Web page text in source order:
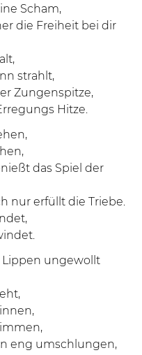
Scham,
die Freiheit bei dir
strahlt,
Zungenspitze,
Hitze.
das Spiel der
nur erfüllt die Triebe.
ungewollt
eng umschlungen,